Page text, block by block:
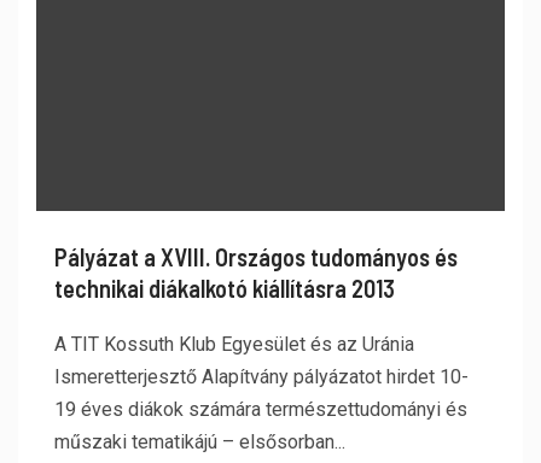
Pályázat a XVIII. Országos tudományos és
technikai diákalkotó kiállításra 2013
A TIT Kossuth Klub Egyesület és az Uránia
Ismeretterjesztő Alapítvány pályázatot hirdet 10-
19 éves diákok számára természettudományi és
műszaki tematikájú – elsősorban...